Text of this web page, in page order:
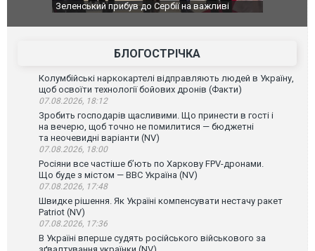
Зеленський прибув до Сербії на важливі
"Вони
БЛОГОСТРІЧКА
Колумбійські наркокартелі відправляють людей в Україну,
щоб освоїти технології бойових дронів (Факти)
07.08.2026, 18:12
Зробить господарів щасливими. Що принести в гості і
на вечерю, щоб точно не помилитися — бюджетні
та неочевидні варіанти (NV)
07.08.2026, 18:00
Росіяни все частіше бʼють по Харкову FPV-дронами.
Що буде з містом — ВВС Україна (NV)
07.08.2026, 17:48
Швидке рішення. Як Україні компенсувати нестачу ракет
Patriot (NV)
07.08.2026, 17:36
В Україні вперше судять російського військового за